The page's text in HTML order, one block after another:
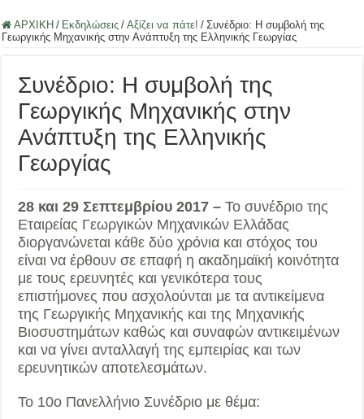
ΑΡΧΙΚΗ / Εκδηλώσεις / Αξίζει να πάτε! / Συνέδριο: Η συμβολή της
Γεωργικής Μηχανικής στην Ανάπτυξη της Ελληνικής Γεωργίας
Συνέδριο: Η συμβολή της
Γεωργικής Μηχανικής στην
Ανάπτυξη της Ελληνικής
Γεωργίας
28 και 29 Σεπτεμβρίου 2017 – Το συνέδριο της
Εταιρείας Γεωργικών Μηχανικών Ελλάδας
διοργανώνεται κάθε δύο χρόνια και στόχος του
είναι να έρθουν σε επαφή η ακαδημαϊκή κοινότητα
με τους ερευνητές και γενικότερα τους
επιστήμονες που ασχολούνται με τα αντικείμενα
της Γεωργικής Μηχανικής και της Μηχανικής
Βιοσυστημάτων καθώς και συναφών αντικειμένων
και να γίνει ανταλλαγή της εμπειρίας και των
ερευνητικών αποτελεσμάτων.
Το 10ο Πανελλήνιο Συνέδριο με θέμα: